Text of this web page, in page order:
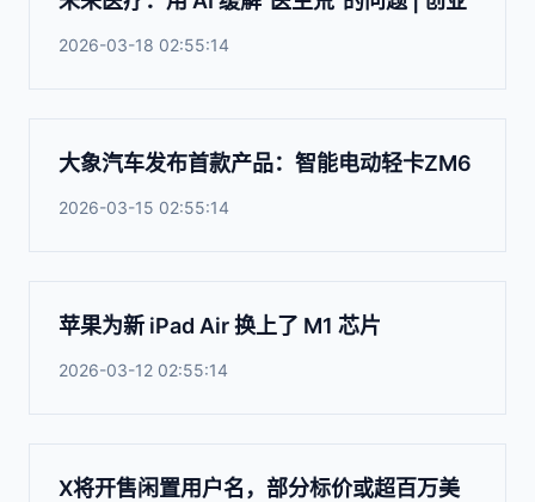
2026-03-18 02:55:14
大象汽车发布首款产品：智能电动轻卡ZM6
2026-03-15 02:55:14
苹果为新 iPad Air 换上了 M1 芯片
2026-03-12 02:55:14
X将开售闲置用户名，部分标价或超百万美